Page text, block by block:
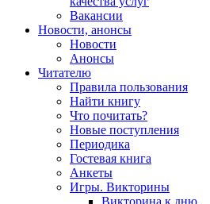
Вакансии
Новости, анонсы
Новости
Анонсы
Читателю
Правила пользования
Найти книгу
Что почитать?
Новые поступления
Периодика
Гостевая книга
Анкеты
Игры. Викторины
Викторина к дню